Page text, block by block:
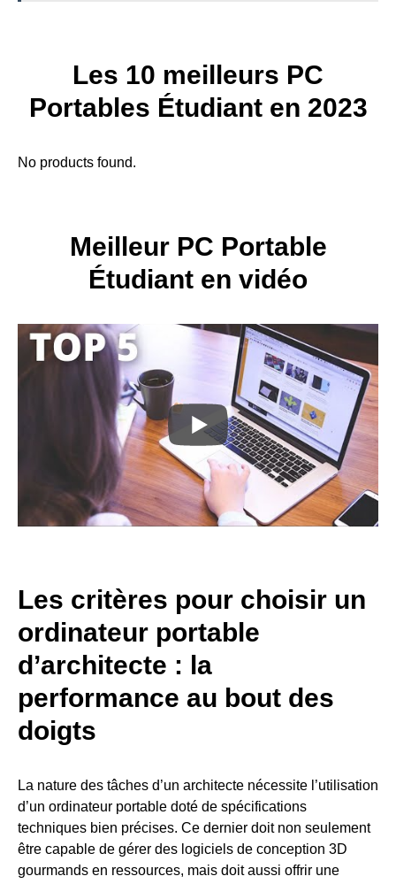
Les 10 meilleurs PC
Portables Étudiant en 2023
No products found.
Meilleur PC Portable
Étudiant en vidéo
Les critères pour choisir un
ordinateur portable
d’architecte : la
performance au bout des
doigts
La nature des tâches d’un architecte nécessite l’utilisation
d’un ordinateur portable doté de spécifications
techniques bien précises. Ce dernier doit non seulement
être capable de gérer des logiciels de conception 3D
gourmands en ressources, mais doit aussi offrir une